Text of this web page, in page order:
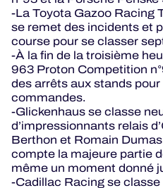
-La Toyota Gazoo Racing
se remet des incidents et
course pour se classer
-À la fin de la troisième
963 Proton Competition
des arrêts aux stands
commandes.
-Glickenhaus se classe
d’impressionnants relais
Berthon et Romain
compte la majeure partie
même un moment donné
-Cadillac Racing se